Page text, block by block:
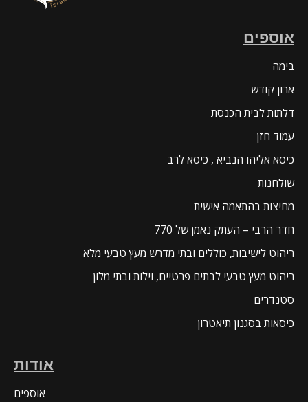
אוספים
בימה
ארון קודש
דלתות לבית הכנסת
עמוד חזן
כיסא אליהו הנביא , כיסא לרב
שולחנות
מחיצות בהתאמה אישית
חדר הרבי – העתק נאמן של 770
ריהוט לישיבות, כוללים ובתי מדרש מעץ טבעי מלא
ריהוט מעץ טבעי לבתים פרטיים, וילות ובתי מלון
סטנדרים
כיסאות בסגנון תיאטרון
אודות
אוספים